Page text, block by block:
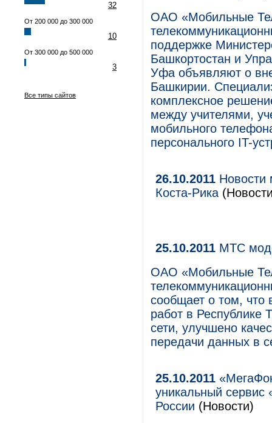
32
От 200 000 до 300 000
10
От 300 000 до 500 000
3
Все типы сайтов
ОАО «Мобильные
поддержке
Башкортостан и
Уфа объявляют о
Башкирии.
комплексное
между учителями,
мобильного
персонального IT-
26.10.2011 Новости
Коста-Рика
25.10.2011 МТС
ОАО «Мобильные
сообщает о том, что
работ в Республике
сети, улучшено
передачи данных в
25.10.2011
уникальный сервис
России (Новости)